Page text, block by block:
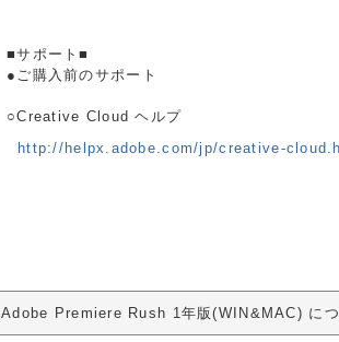
■サポート■
●ご購入前のサポート
○Creative Cloud ヘルプ
http://helpx.adobe.com/jp/creative-
Adobe Premiere Rush 1年版(WIN&MAC) につ